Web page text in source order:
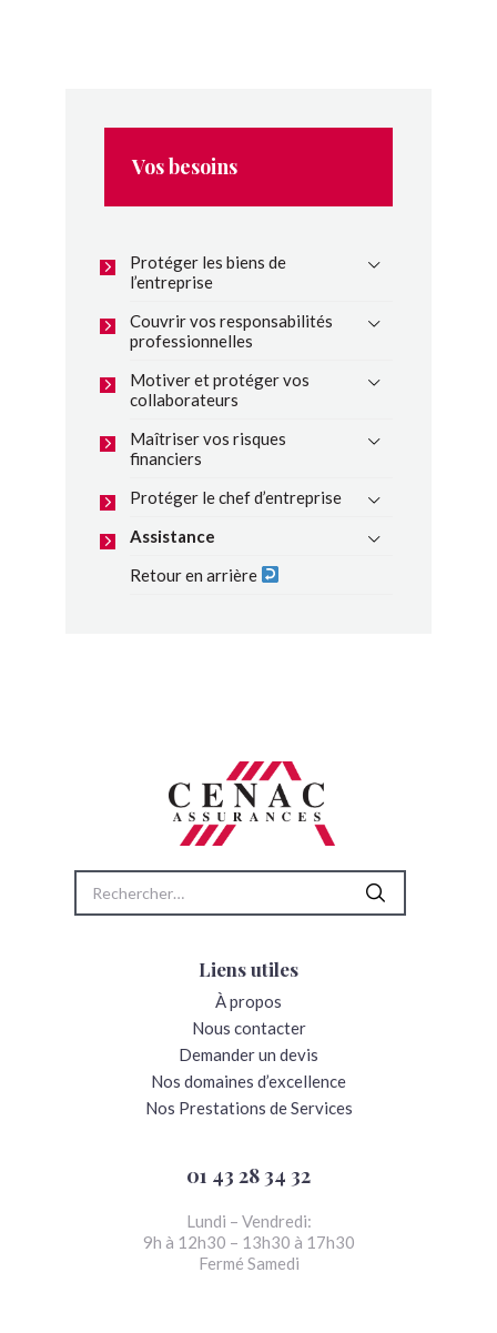
Vos besoins
Protéger les biens de
l’entreprise
Couvrir vos responsabilités
professionnelles
Motiver et protéger vos
collaborateurs
Maîtriser vos risques
financiers
Protéger le chef d’entreprise
Assistance
Retour en arrière
Liens utiles
À propos
Nous contacter
Demander un devis
Nos domaines d’excellence
Nos Prestations de Services
01 43 28 34 32
Lundi – Vendredi:
9h à 12h30 – 13h30 à 17h30
Fermé Samedi